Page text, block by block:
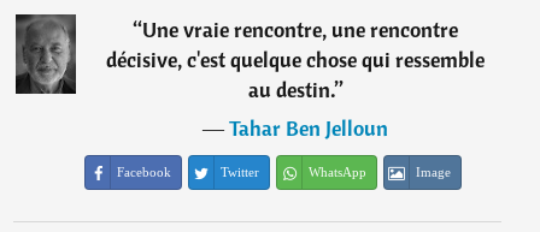
“Une vraie rencontre, une rencontre
décisive, c'est quelque chose qui ressemble
au destin.”
―Tahar Ben Jelloun
Facebook Twitter WhatsApp Image